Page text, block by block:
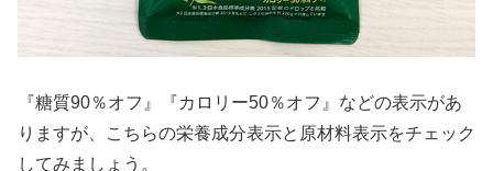
『糖質90％オフ』『カロリー50％オフ』などの表示があ
りますが、こちらの栄養成分表示と原材料表示をチェック
してみましょう。